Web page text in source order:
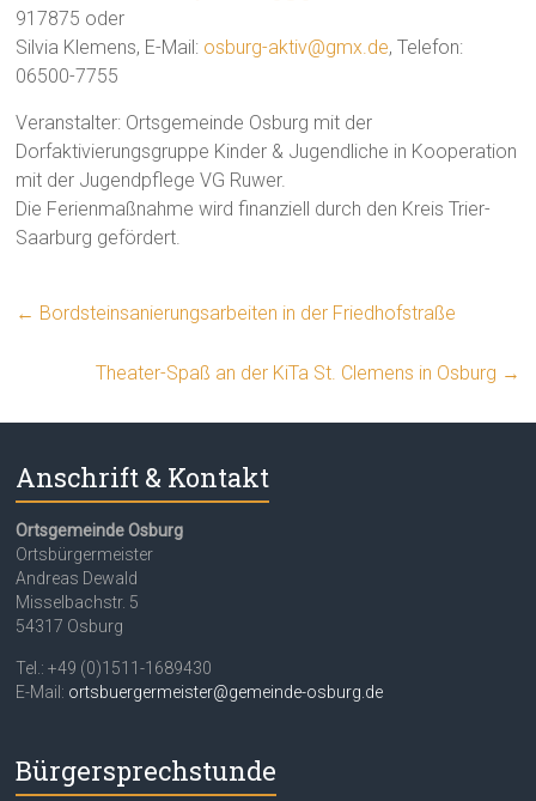
917875 oder
Silvia Klemens, E-Mail: osburg-aktiv@gmx.de, Telefon:
06500-7755
Veranstalter: Ortsgemeinde Osburg mit der
Dorfaktivierungsgruppe Kinder & Jugendliche in Kooperation
mit der Jugendpflege VG Ruwer.
Die Ferienmaßnahme wird finanziell durch den Kreis Trier-
Saarburg gefördert.
← Bordsteinsanierungsarbeiten in der Friedhofstraße
Theater-Spaß an der KiTa St. Clemens in Osburg →
Anschrift & Kontakt
Ortsgemeinde Osburg
Ortsbürgermeister
Andreas Dewald
Misselbachstr. 5
54317 Osburg
Tel.: +49 (0)1511-1689430
E-Mail: ortsbuergermeister@gemeinde-osburg.de
Bürgersprechstunde